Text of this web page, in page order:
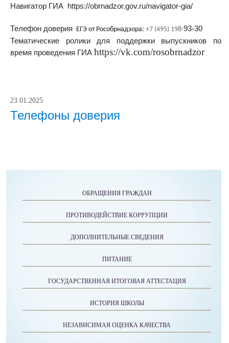
Навигатор ГИА https://obrnadzor.gov.ru/navigator-gia/
Телефон доверия ЕГЭ от Рособрнадзора: +7 (495) 198-93-30
Тематические ролики для поддержки выпускников по
время проведения ГИА https://vk.com/rosobrnadzor
23.01.2025
Телефоны доверия
ОБРАЩЕНИЯ ГРАЖДАН
ПРОТИВОДЕЙСТВИЕ КОРРУПЦИИ
ДОПОЛНИТЕЛЬНЫЕ СВЕДЕНИЯ
ПИТАНИЕ
ГОСУДАРСТВЕННАЯ ИТОГОВАЯ АТТЕСТАЦИЯ
ИСТОРИЯ ШКОЛЫ
НЕЗАВИСИМАЯ ОЦЕНКА КАЧЕСТВА